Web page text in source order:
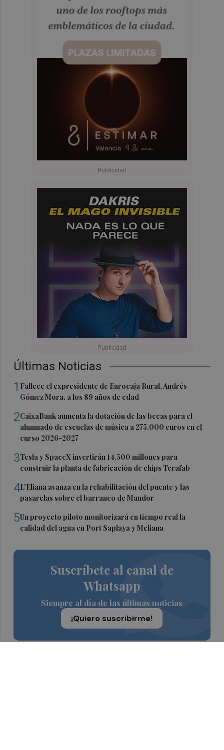
Últimas Noticias
1 Fallece el expresidente de Eurocaja Rural, Andrés
Gómez Mora, a los 89 años de edad
2CaixaBank aumenta la dotación de las becas para el
alumnado de escuelas de música a 275.000 euros en el
curso 2026-2027
3Tesla y SpaceX invertirán 14.500 millones para
construir la planta de fabricación de chips Terafab
4L'Eliana avanza en la rehabilitación del puente y las
pasarelas sobre el barranco de Mandor
5Un proyecto piloto monitorizará en tiempo real la
calidad del agua en Port Saplaya y Meliana
Suscríbete al canal de
Whatsapp
Siempre al día de las últimas noticias
¡Quiero suscribirme!